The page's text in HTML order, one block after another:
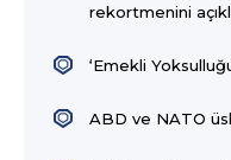
rekortmenini
‘Emekli
ABD ve NATO